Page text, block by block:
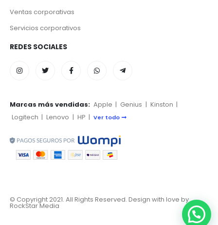
Ventas corporativas
Servicios corporativos
REDES SOCIALES
Marcas más vendidas: Apple | Genius | Kinston |
Logitech | Lenovo | HP | Ver todo
© Copyright 2021. All Rights Reserved. Design with love by
RockStar Media